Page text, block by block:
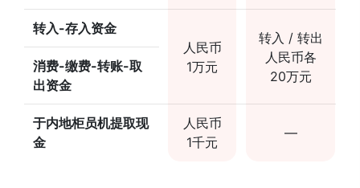
转入-存入资金
人民币
1万元
转入 / 转出
人民币各
20万元
消费-缴费-转账-取
出资金
于内地柜员机提取现
金
人民币
1千元
—